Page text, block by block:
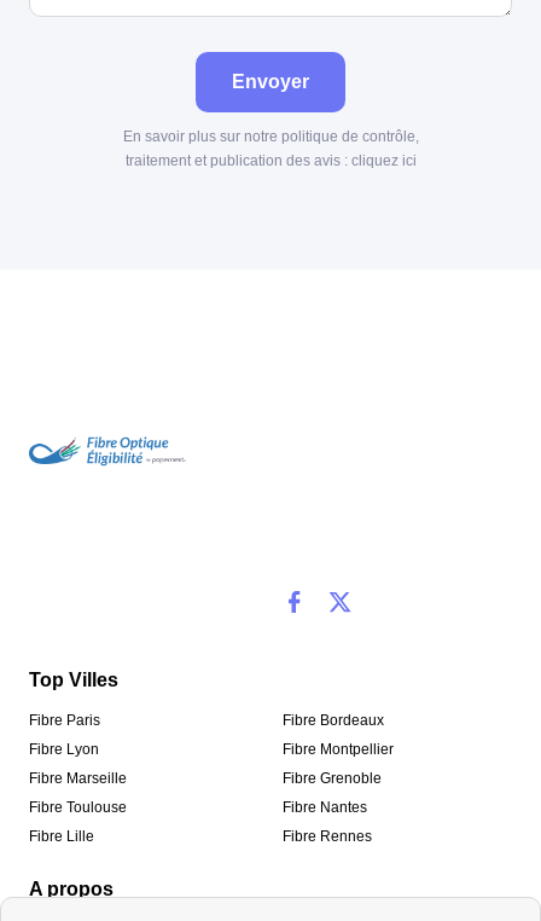
Envoyer
En savoir plus sur notre politique de contrôle,
traitement et publication des avis : cliquez ici
Top Villes
Fibre Paris
Fibre Lyon
Fibre Marseille
Fibre Toulouse
Fibre Lille
Fibre Bordeaux
Fibre Montpellier
Fibre Grenoble
Fibre Nantes
Fibre Rennes
A propos